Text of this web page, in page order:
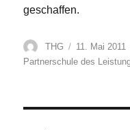
geschaffen.
Autor
THG
Veröffentlicht
am
11. Mai 2011
Partnerschule des